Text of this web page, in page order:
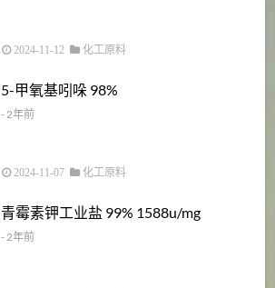
2024-11-12 化工原料
5-甲氧基吲哚 98%
- 2年前
2024-11-07 化工原料
青霉素钾工业盐 99% 1588u/mg
- 2年前